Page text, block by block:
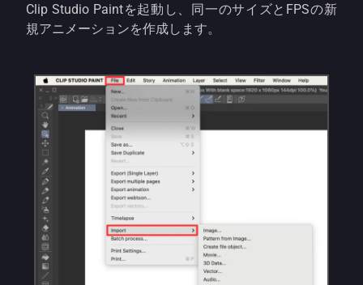
Clip Studio Paintを起動し、同一のサイズとFPSの新
規アニメーションを作成します。